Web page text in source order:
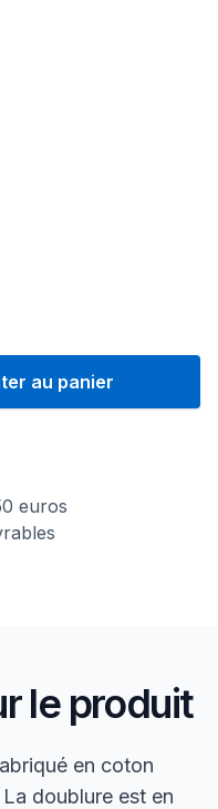
au panier
euros
le produit
en coton
doublure est en